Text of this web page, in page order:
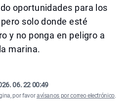
oportunidades para los
solo donde esté
y no ponga en peligro a
marina.
06. 22 00:49
por favoravísanos por correo electrónico.